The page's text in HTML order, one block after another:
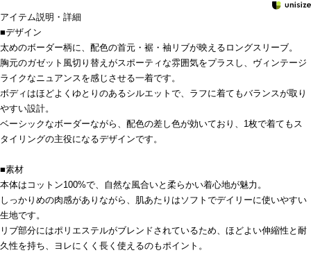
アイテム説明・詳細
■デザイン
太めのボーダー柄に、配色の首元・裾・袖リブが映えるロングスリーブ。
胸元のガゼット風切り替えがスポーティな雰囲気をプラスし、ヴィンテージ
ライクなニュアンスを感じさせる一着です。
ボディはほどよくゆとりのあるシルエットで、ラフに着てもバランスが取り
やすい設計。
ベーシックなボーダーながら、配色の差し色が効いており、1枚で着てもス
タイリングの主役になるデザインです。
■素材
本体はコットン100%で、自然な風合いと柔らかい着心地が魅力。
しっかりめの肉感がありながら、肌あたりはソフトでデイリーに使いやすい
生地です。
リブ部分にはポリエステルがブレンドされているため、ほどよい伸縮性と耐
久性を持ち、ヨレにくく長く使えるのもポイント。